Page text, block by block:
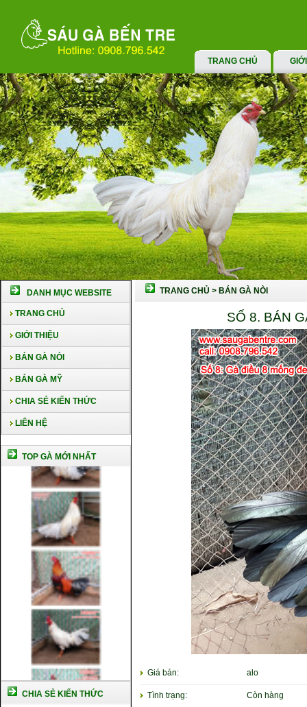
TRANG CHỦ
DANH MỤC WEBSITE
TRANG CHỦ
GIỚI THIỆU
BÁN GÀ NÒI
BÁN GÀ MỸ
CHIA SẺ KIẾN THỨC
LIÊN HỆ
TOP GÀ MỚI NHẤT
CHIA SẺ KIẾN THỨC
TRANG CHỦ > BÁN GÀ NÒI
SỐ 8. BÁN
Giá bán: alo
Tình trạng: Còn hàng